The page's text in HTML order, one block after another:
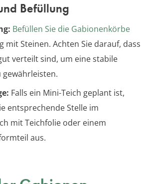
Befüllung
Befüllen Sie die Gabionenkörbe
mit Steinen. Achten Sie darauf, dass
verteilt sind, um eine stabile
Falls ein Mini-Teich geplant ist,
entsprechende Stelle im
mit Teichfolie oder einem
aus.